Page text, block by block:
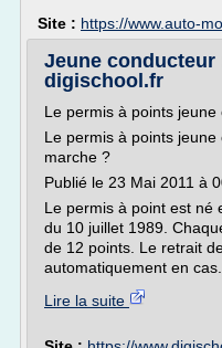
Site : https://www.auto-
Jeune
digischool.fr
Le permis à points jeune
Le permis à points
marche ?
Publié le 23 Mai 2011 à
Le permis à point est né
du 10 juillet 1989.
de 12 points. Le retrait
automatiquement en cas...
Lire la suite